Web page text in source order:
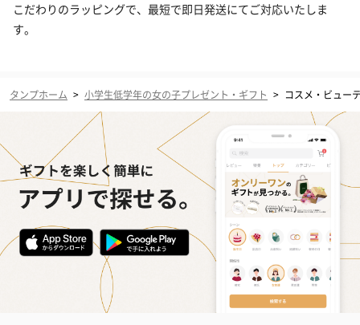
こだわりのラッピングで、最短で即日発送にてご対応いたしま
す。
タンプホーム > 小学生低学年の女の子プレゼント・ギフト > コスメ・ビュー